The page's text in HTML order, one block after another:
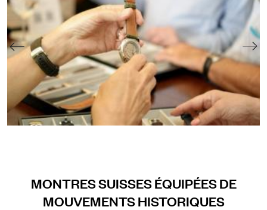
MONTRES SUISSES ÉQUIPÉES DE
MOUVEMENTS HISTORIQUES